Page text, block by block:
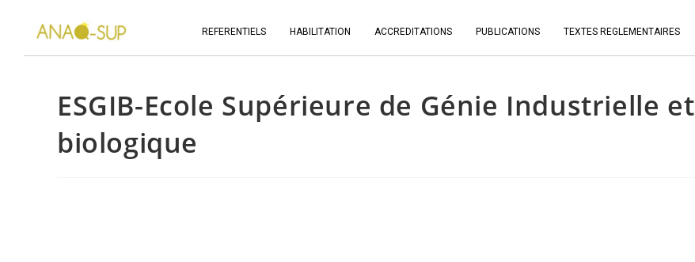
REFERENTIELS HABILITATION ACCREDITATIONS PUBLICATIONS TEXTES REGLEMENTAIRES
ESGIB-Ecole Supérieure de Génie Industrielle et
biologique